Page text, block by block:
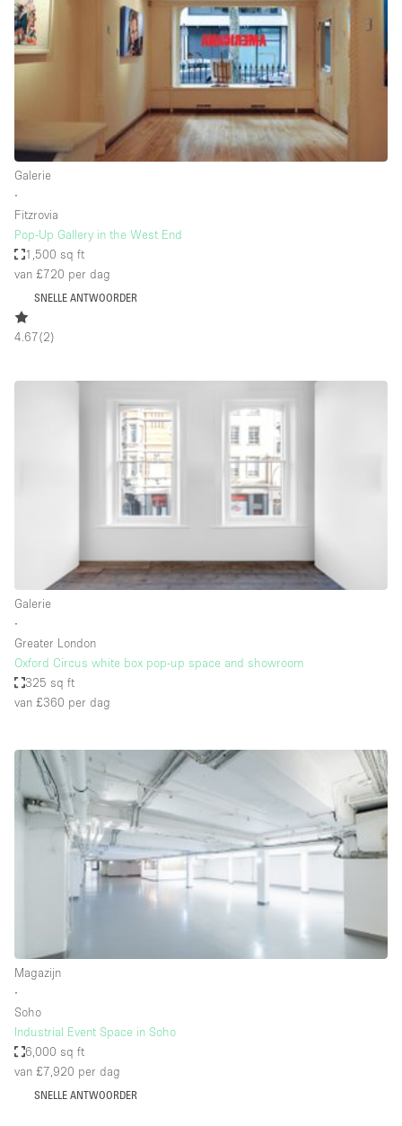
Evenementruimte
Foto / Filmstudio
Herenhuis / Huis
Kantoorruimte
Kraampje / Marktkraam
Magazijn
Markt / Festival
Restaurant / Bar / Café
Unieke ruimte
Vergaderruimte
Vrachtwagen
Winkelruimte in winkelcentrum
Airconditioning
Animals Friendly
Auto display
Badkamer
Bar
Begane grond
Beveiligingssysteem
Daglicht
Dakterras
Elektriciteit
Etalage
Galerie
∙
Fitzrovia
Pop-Up Gallery in the West End
1,500 sq ft
van £720 per dag
SNELLE ANTWOORDER
4.67(2)
Galerie
∙
Greater London
Oxford Circus white box pop-up space and showroom
325 sq ft
van £360 per dag
Magazijn
∙
Soho
Industrial Event Space in Soho
6,000 sq ft
van £7,920 per dag
SNELLE ANTWOORDER